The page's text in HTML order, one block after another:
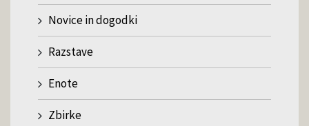
Novice in dogodki
Razstave
Enote
Zbirke